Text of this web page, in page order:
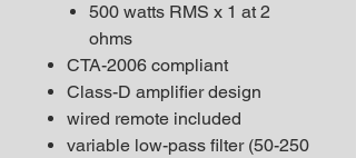
500 watts RMS x 1 at 2
ohms
CTA-2006 compliant
Class-D amplifier design
wired remote included
variable low-pass filter (50-250